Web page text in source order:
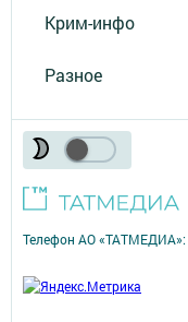
Крим-инфо
Разное
Телефон АО «ТАТМЕДИА»: